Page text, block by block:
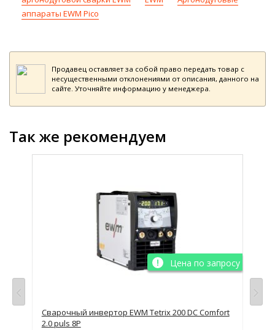
аппараты EWM Pico
Продавец оставляет за собой право передать товар с
несущественными отклонениями от описания, данного на
сайте. Уточняйте информацию у менеджера.
Так же рекомендуем
Цена по запросу
Сварочный инвертор EWM Tetrix 200 DC Comfort
2.0 puls 8P